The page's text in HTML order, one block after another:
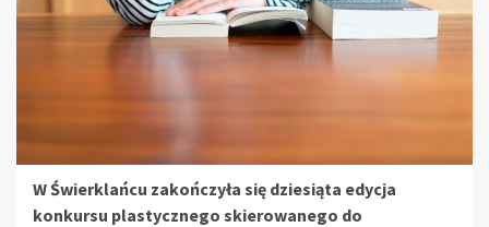
W Świerklańcu zakończyła się dziesiąta edycja
konkursu plastycznego skierowanego do